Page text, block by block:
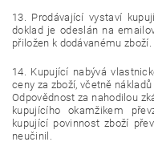
13. Prodávající vystaví
doklad je odeslán na
přiložen k dodávanému zboží.
14. Kupující nabývá
ceny za zboží, včetně
Odpovědnost za nahodilou
kupujícího okamžikem
kupující povinnost zboží
neučinil.